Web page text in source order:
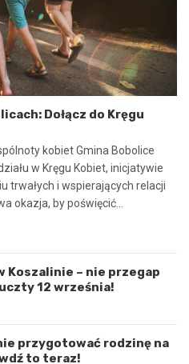
Dołącz do Kręgu
kobiet Gmina Bobolice
w Kręgu Kobiet, inicjatywie
trwałych i wspierających relacji
okazja, by poświęcić…
Koszalinie – nie przegap
12 września!
przygotować rodzinę na
to teraz!